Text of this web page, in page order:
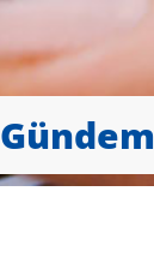
Gündem